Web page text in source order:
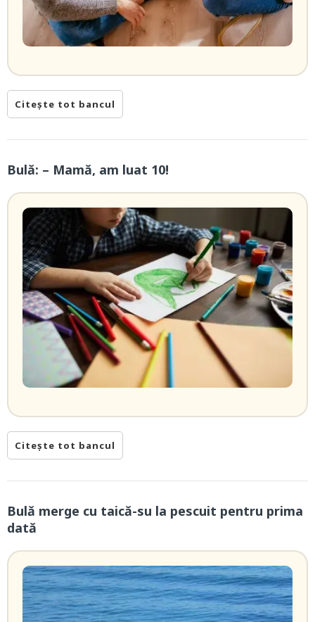
Citește tot bancul
Bulă: – Mamă, am luat 10!
Citește tot bancul
Bulă merge cu taică-su la pescuit pentru prima
dată